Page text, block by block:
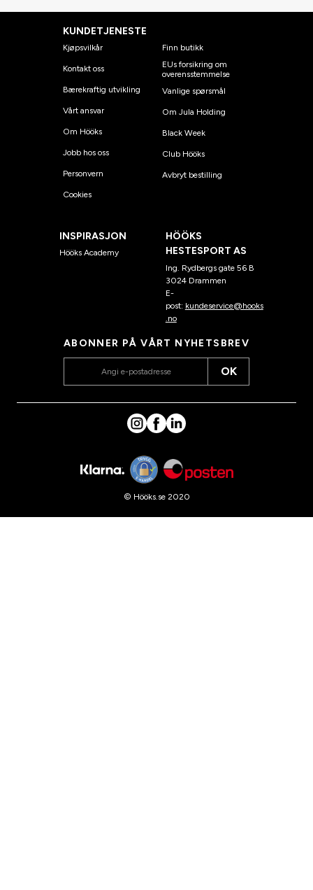
KUNDETJENESTE
Kjøpsvilkår
Kontakt oss
Bærekraftig utvikling
Vårt ansvar
Om Hööks
Jobb hos oss
Personvern
Cookies
Finn butikk
EUs forsikring om
overensstemmelse
Vanlige spørsmål
Om Jula Holding
Black Week
Club Hööks
Avbryt bestilling
INSPIRASJON
Hööks Academy
HÖÖKS
HESTESPORT AS
Ing. Rydbergs gate 56 B
3024 Drammen
E-
post: kundeservice@hooks
.no
ABONNER PÅ VÅRT NYHETSBREV
OK
© Hööks.se 2020